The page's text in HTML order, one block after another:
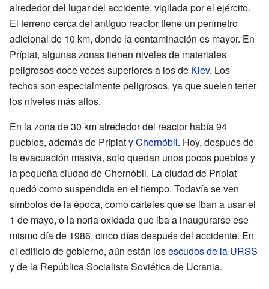
alrededor del lugar del accidente, vigilada por el ejército.
El terreno cerca del antiguo reactor tiene un perímetro
adicional de 10 km, donde la contaminación es mayor. En
Prípiat, algunas zonas tienen niveles de materiales
peligrosos doce veces superiores a los de Kiev. Los
techos son especialmente peligrosos, ya que suelen tener
los niveles más altos.
En la zona de 30 km alrededor del reactor había 94
pueblos, además de Prípiat yChernóbil. Hoy, después de
la evacuación masiva, solo quedan unos pocos pueblos y
la pequeña ciudad de Chernóbil. La ciudad de Prípiat
quedó como suspendida en el tiempo. Todavía se ven
símbolos de la época, como carteles que se iban a usar el
1 de mayo, o la noria oxidada que iba a inaugurarse ese
mismo día de 1986, cinco días después del accidente. En
el edificio de gobierno, aún están losescudos de la URSS
y de la República Socialista Soviética de Ucrania.